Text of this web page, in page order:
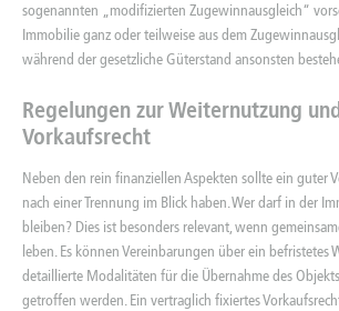
sogenannten „modifizierten Zugewinnausgleich“
Immobilie ganz oder teilweise aus dem
während der gesetzliche Güterstand ansonsten
Regelungen zur Weiternutzung
Vorkaufsrecht
Neben den rein finanziellen Aspekten sollte ein guter
nach einer Trennung im Blick haben. Wer darf in der
bleiben? Dies ist besonders relevant, wenn
leben. Es können Vereinbarungen über ein befristetes
detaillierte Modalitäten für die Übernahme des
getroffen werden. Ein vertraglich fixiertes